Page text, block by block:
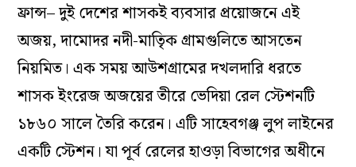
ফ্রান্স– দুই দেশের শাসকই ব্যবসার প্রয়োজনে এই
অজয়, দামোদর নদী-মাতৃিক গ্রামগুলিতে আসতেন
নিয়মিত। এক সময় আউশগ্রামের দখলদারি ধরতে
শাসক ইংরেজ অজয়ের তীরে ভেদিয়া রেল স্টেশনটি
১৮৬০ সালে তৈরি করেন। এটি সাহেবগঞ্জ লুপ লাইনের
একটি স্টেশন। যা পূর্ব রেলের হাওড়া বিভাগের অধীনে